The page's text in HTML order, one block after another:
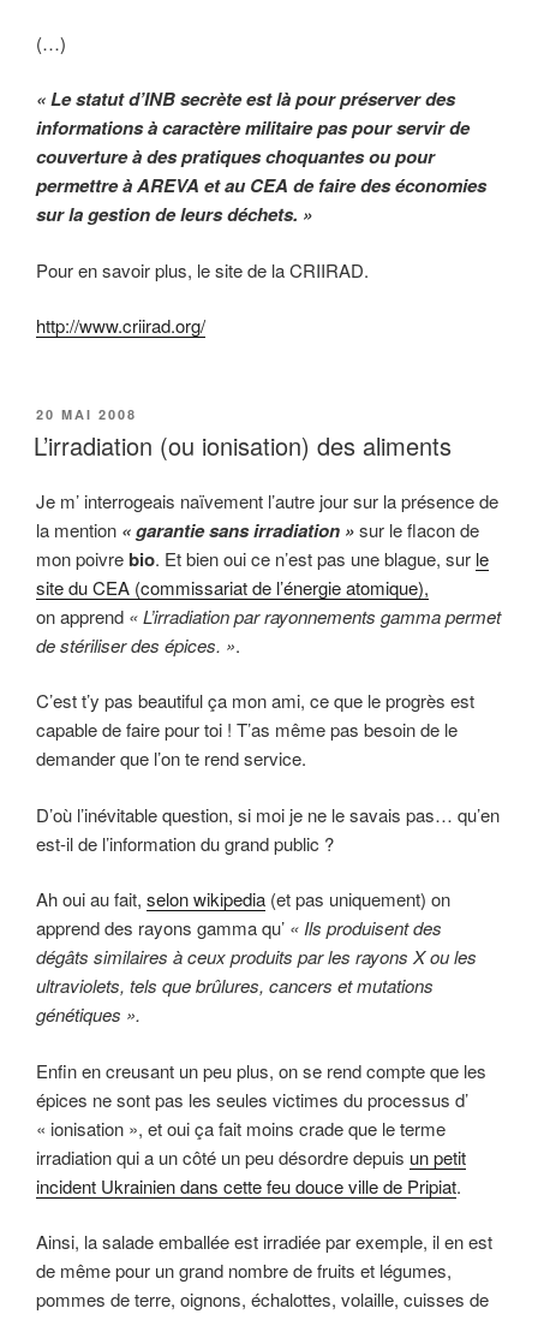
(…)
« Le statut d’INB secrète est là pour préserver des
informations à caractère militaire pas pour servir de
couverture à des pratiques choquantes ou pour
permettre à AREVA et au CEA de faire des économies
sur la gestion de leurs déchets. »
Pour en savoir plus, le site de la CRIIRAD.
http://www.criirad.org/
PUBLIÉ
LE
20 MAI 2008
L’irradiation (ou ionisation) des aliments
Je m’ interrogeais naïvement l’autre jour sur la présence de
la mention « garantie sans irradiation »sur le flacon de
mon poivrebio. Et bien oui ce n’est pas une blague, sur le
site du CEA (commissariat de l’énergie atomique),
on apprend « L’irradiation par rayonnements gamma permet
de stériliser des épices. ».
C’est t’y pas beautiful ça mon ami, ce que le progrès est
capable de faire pour toi ! T’as même pas besoin de le
demander que l’on te rend service.
D’où l’inévitable question, si moi je ne le savais pas… qu’en
est-il de l’information du grand public ?
Ah oui au fait, selon wikipedia (et pas uniquement) on
apprend des rayons gamma qu’ « Ils produisent des
dégâts similaires à ceux produits par les rayons X ou les
ultraviolets, tels que brûlures, cancers et mutations
génétiques ».
Enfin en creusant un peu plus, on se rend compte que les
épices ne sont pas les seules victimes du processus d’
« ionisation », et oui ça fait moins crade que le terme
irradiation qui a un côté un peu désordre depuis un petit
incident Ukrainien dans cette feu douce ville de Pripiat.
Ainsi, la salade emballée est irradiée par exemple, il en est
de même pour un grand nombre de fruits et légumes,
pommes de terre, oignons, échalottes, volaille, cuisses de